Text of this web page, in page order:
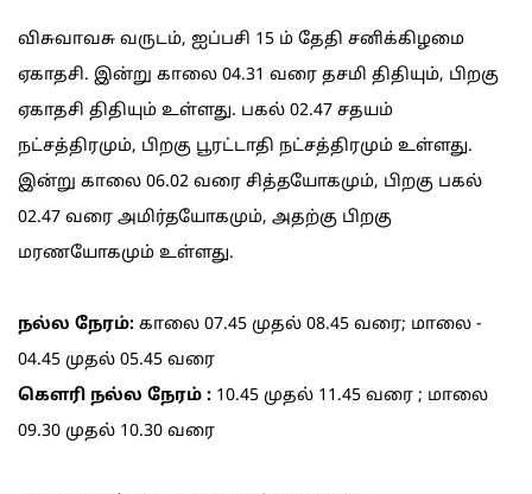
விசுவாவசு வருடம், ஐப்பசி 15 ம் தேதி சனிக்கிழமை
ஏகாதசி. இன்று காலை 04.31 வரை தசமி திதியும், பிறகு
ஏகாதசி திதியும் உள்ளது. பகல் 02.47 சதயம்
நட்சத்திரமும், பிறகு பூரட்டாதி நட்சத்திரமும் உள்ளது.
இன்று காலை 06.02 வரை சித்தயோகமும், பிறகு பகல்
02.47 வரை அமிர்தயோகமும், அதற்கு பிறகு
மரணயோகமும் உள்ளது.
நல்ல நேரம்: காலை 07.45 முதல் 08.45 வரை; மாலை -
04.45 முதல் 05.45 வரை
கெளரி நல்ல நேரம் : 10.45 முதல் 11.45 வரை ; மாலை
09.30 முதல் 10.30 வரை